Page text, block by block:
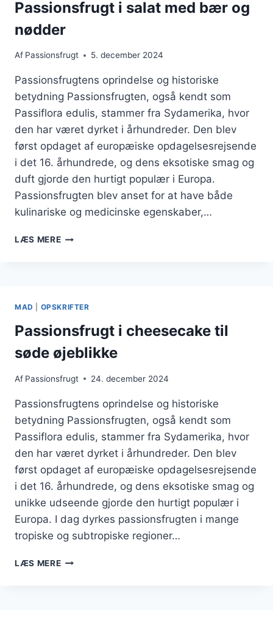
Passionsfrugt i salat med bær og
nødder
Af Passionsfrugt 5. december 2024
Passionsfrugtens oprindelse og historiske
betydning Passionsfrugten, også kendt som
Passiflora edulis, stammer fra Sydamerika, hvor
den har været dyrket i århundreder. Den blev
først opdaget af europæiske opdagelsesrejsende
i det 16. århundrede, og dens eksotiske smag og
duft gjorde den hurtigt populær i Europa.
Passionsfrugten blev anset for at have både
kulinariske og medicinske egenskaber,…
LÆS MEREPASSIONSFRUGT
MAD OPSKRIFTER
Passionsfrugt i cheesecake til
søde øjeblikke
Af Passionsfrugt 24. december 2024
Passionsfrugtens oprindelse og historiske
betydning Passionsfrugten, også kendt som
Passiflora edulis, stammer fra Sydamerika, hvor
den har været dyrket i århundreder. Den blev
først opdaget af europæiske opdagelsesrejsende
i det 16. århundrede, og dens eksotiske smag og
unikke udseende gjorde den hurtigt populær i
Europa. I dag dyrkes passionsfrugten i mange
tropiske og subtropiske regioner…
LÆS MEREPASSIONSFRUGT